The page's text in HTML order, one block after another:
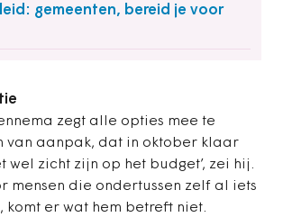
gemeenten, bereid je voor
zegt alle opties mee te
van aanpak, dat in oktober klaar
wel zicht zijn op het budget’, zei hij.
mensen die ondertussen zelf al iets
komt er wat hem betreft niet.